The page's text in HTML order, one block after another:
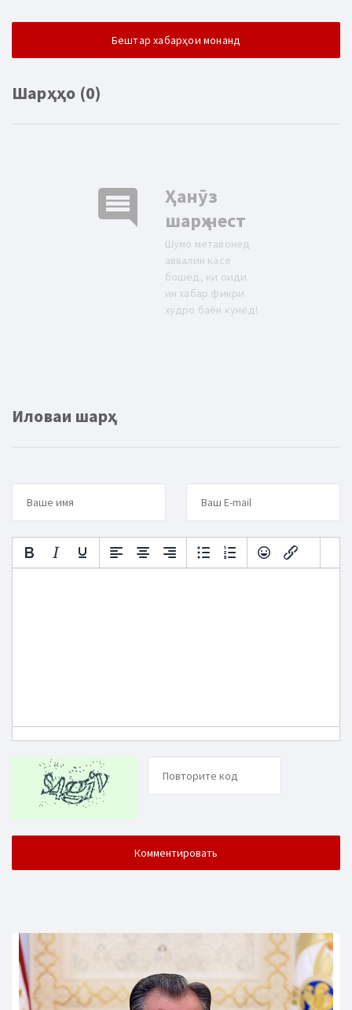
Бештар хабарҳои монанд
Шарҳҳо (0)
comment
Ҳанӯз
шарҳ нест
Шумо метавонед
аввалин касе
бошед, ки оиди
ин хабар фикри
худро баён кунед!
Иловаи шарҳ